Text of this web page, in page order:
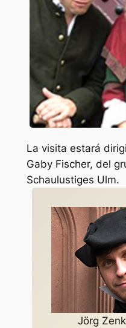
La visita estará
Gaby Fischer, del
Schaulustiges Ulm.
Jörg